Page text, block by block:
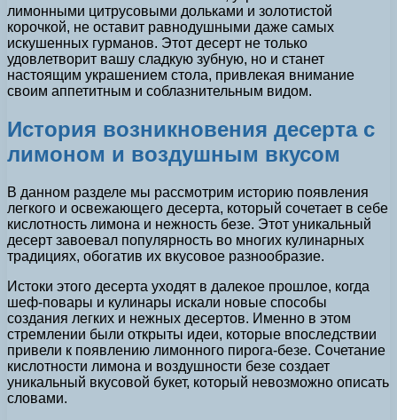
лимонными цитрусовыми дольками и золотистой
корочкой, не оставит равнодушными даже самых
искушенных гурманов. Этот десерт не только
удовлетворит вашу сладкую зубную, но и станет
настоящим украшением стола, привлекая внимание
своим аппетитным и соблазнительным видом.
История возникновения десерта с
лимоном и воздушным вкусом
В данном разделе мы рассмотрим историю появления
легкого и освежающего десерта, который сочетает в себе
кислотность лимона и нежность безе. Этот уникальный
десерт завоевал популярность во многих кулинарных
традициях, обогатив их вкусовое разнообразие.
Истоки этого десерта уходят в далекое прошлое, когда
шеф-повары и кулинары искали новые способы
создания легких и нежных десертов. Именно в этом
стремлении были открыты идеи, которые впоследствии
привели к появлению лимонного пирога-безе. Сочетание
кислотности лимона и воздушности безе создает
уникальный вкусовой букет, который невозможно описать
словами.